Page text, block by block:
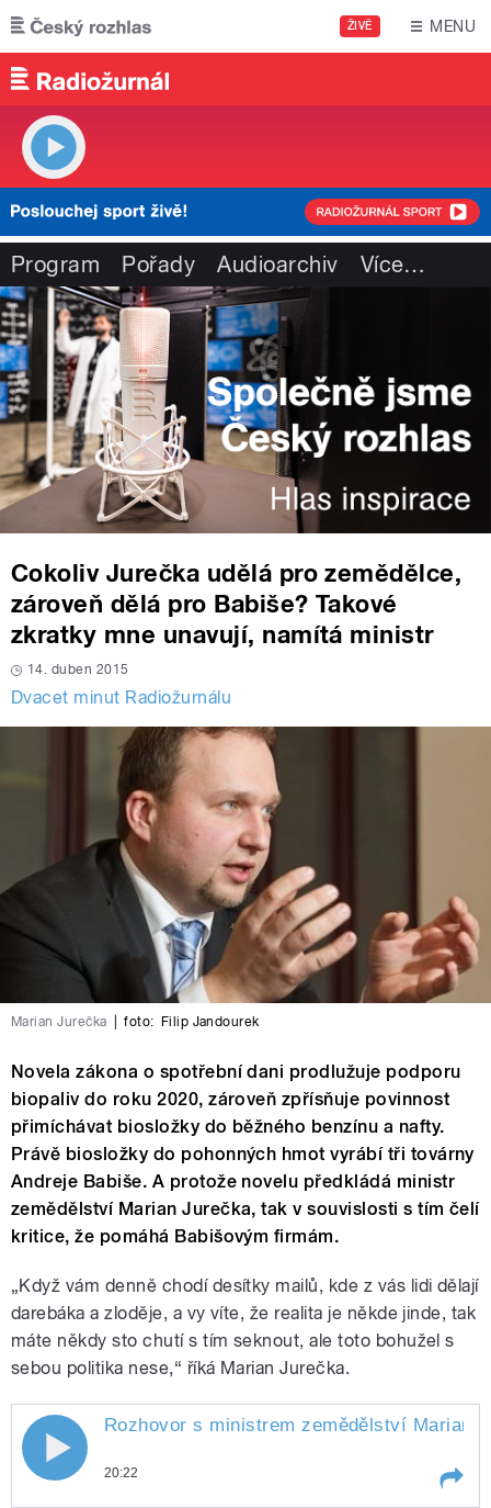
Přejít k hlavnímu obsahu
ŽIVĚ MENU
Program Pořady Audioarchiv Více…
Cokoliv Jurečka udělá pro zemědělce,
zároveň dělá pro Babiše? Takové
zkratky mne unavují, namítá ministr
14. duben 2015
Dvacet minut Radiožurnálu
Marian Jurečka foto: Filip Jandourek
Novela zákona o spotřební dani prodlužuje podporu
biopaliv do roku 2020, zároveň zpřísňuje povinnost
přimíchávat biosložky do běžného benzínu a nafty.
Právě biosložky do pohonných hmot vyrábí tři továrny
Andreje Babiše. A protože novelu předkládá ministr
zemědělství Marian Jurečka, tak v souvislosti s tím čelí
kritice, že pomáhá Babišovým firmám.
„Když vám denně chodí desítky mailů, kde z vás lidi dělají
darebáka a zloděje, a vy víte, že realita je někde jinde, tak
máte někdy sto chutí s tím seknout, ale toto bohužel s
sebou politika nese,“ říká Marian Jurečka.
Rozhovor s ministrem zemědělství
20:22